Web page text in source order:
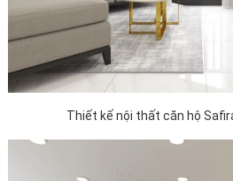
Thiết kế nội thất căn hộ